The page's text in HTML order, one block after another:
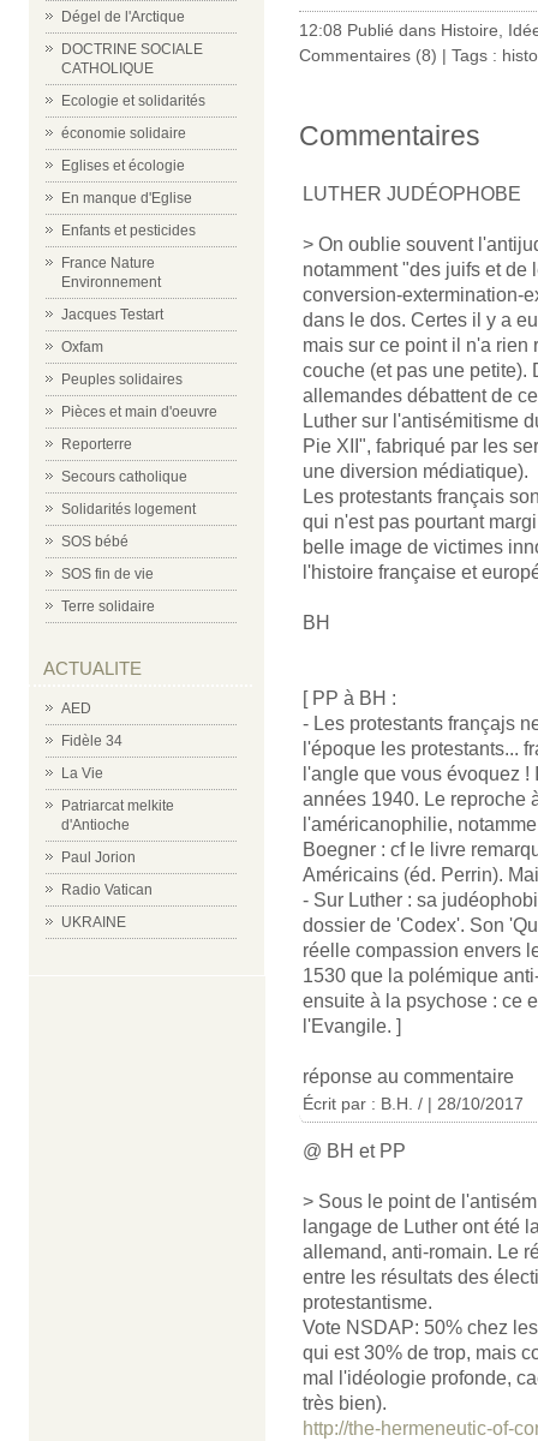
Dégel de l'Arctique
DOCTRINE SOCIALE
CATHOLIQUE
Ecologie et solidarités
économie solidaire
Eglises et écologie
En manque d'Eglise
Enfants et pesticides
France Nature
Environnement
Jacques Testart
Oxfam
Peuples solidaires
Pièces et main d'oeuvre
Reporterre
Secours catholique
Solidarités logement
SOS bébé
SOS fin de vie
Terre solidaire
ACTUALITE
AED
Fidèle 34
La Vie
Patriarcat melkite
d'Antioche
Paul Jorion
Radio Vatican
UKRAINE
12:08 Publié dans Histoire
Commentaires (8) | Tags :
Commentaires
LUTHER JUDÉOPHOBE
> On oublie souvent
notamment "des juifs et de
conversion-extermination-
dans le dos. Certes il y a
mais sur ce point il n'a rien
couche (et pas une petite).
allemandes débattent de
Luther sur l'antisémitisme
Pie XII", fabriqué par les
une diversion médiatique).
Les protestants français
qui n'est pas pourtant
belle image de victimes
l'histoire française et
BH
[ PP à BH :
- Les protestants françajs
l'époque les protestants...
l'angle que vous évoquez
années 1940. Le reproche
l'américanophilie,
Boegner : cf le livre
Américains (éd. Perrin).
- Sur Luther : sa
dossier de 'Codex'. Son
réelle compassion envers
1530 que la polémique
ensuite à la psychose : ce
l'Evangile. ]
réponse au commentaire
Écrit par : B.H. / | 28/10/2017
@ BH et PP
> Sous le point de
langage de Luther ont été
allemand, anti-romain. Le
entre les résultats des
protestantisme.
Vote NSDAP: 50% chez
qui est 30% de trop, mais
mal l'idéologie profonde,
très bien).
http://the-hermeneutic-of-